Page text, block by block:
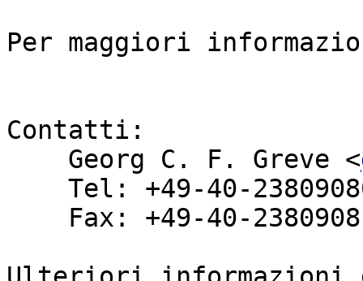
Per maggiori
Contatti:
    Georg C. F. Greve <